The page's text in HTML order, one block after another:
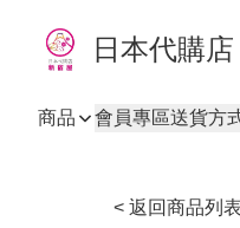
日本代購
商品 會員專區送貨方
< 返回商品列表